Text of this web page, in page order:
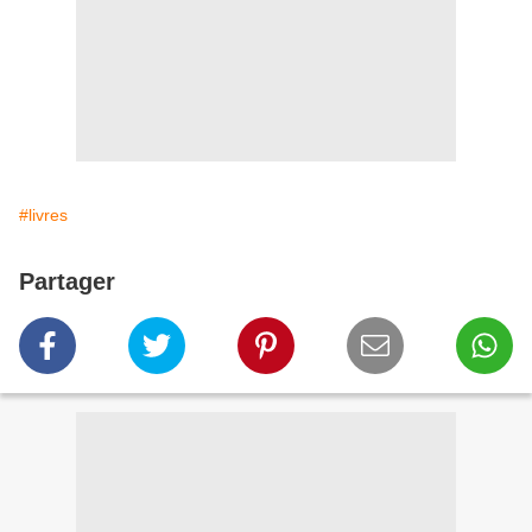
#livres
Partager